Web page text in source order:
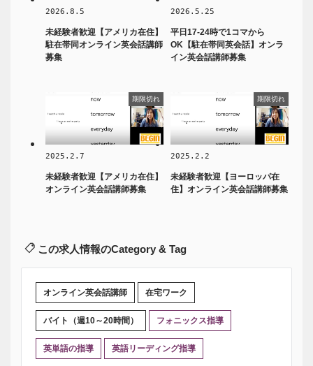
2026.8.5
未経験者歓迎【アメリカ在住】
駐在帯同オンライン英会話講師
募集
2026.5.25
平日17-24時で1コマから
OK【駐在帯同英会話】オンラ
イン英会話講師募集
期限切れ
2025.2.7
未経験者歓迎【アメリカ在住】
オンライン英会話講師募集
期限切れ
2025.2.2
未経験者歓迎【ヨーロッパ在
住】オンライン英会話講師募集
この求人情報のCategory & Tag
オンライン英会話講師 在宅ワーク
バイト（週10～20時間） フォニックス指導
英単語の指導 英語リーディング指導